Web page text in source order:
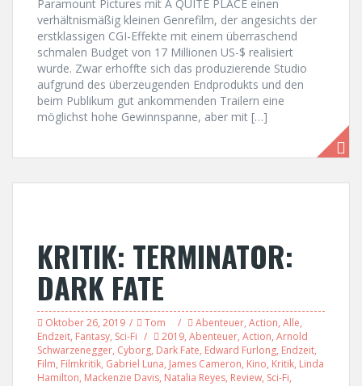
Paramount Pictures mit A QUITE PLACE einen
verhältnismäßig kleinen Genrefilm, der angesichts der
erstklassigen CGI-Effekte mit einem überraschend
schmalen Budget von 17 Millionen US-$ realisiert
wurde. Zwar erhoffte sich das produzierende Studio
aufgrund des überzeugenden Endprodukts und den
beim Publikum gut ankommenden Trailern eine
möglichst hohe Gewinnspanne, aber mit […]
KRITIK: TERMINATOR:
DARK FATE
Oktober 26, 2019 Tom Abenteuer, Action, Alle,
Endzeit, Fantasy, Sci-Fi 2019, Abenteuer, Action, Arnold
Schwarzenegger, Cyborg, Dark Fate, Edward Furlong, Endzeit,
Film, Filmkritik, Gabriel Luna, James Cameron, Kino, Kritik, Linda
Hamilton, Mackenzie Davis, Natalia Reyes, Review, Sci-Fi,